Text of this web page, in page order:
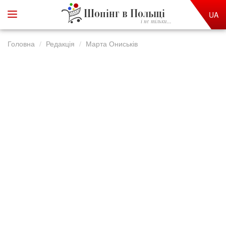
Шопінг в Польщі
і не тільки...
UA
Головна Редакція Марта Ониськів